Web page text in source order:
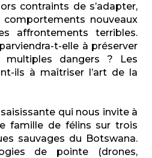
contraints de s’adapter,
nouveaux
affrontements terribles.
t-elle à préserver
multiples dangers ? Les
ils à maîtriser l’art de la
qui nous invite à
famille de félins sur trois
sauvages du Botswana.
de pointe (drones,